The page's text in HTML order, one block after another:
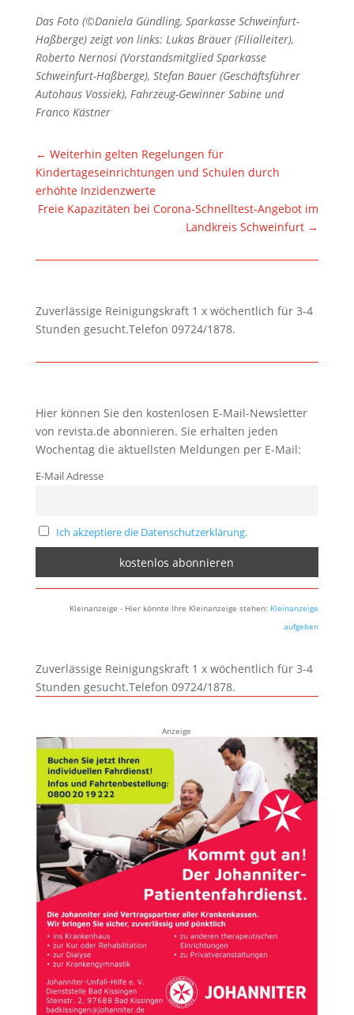
Das Foto (©Daniela Gündling, Sparkasse Schweinfurt-
Haßberge) zeigt von links: Lukas Bräuer (Filialleiter),
Roberto Nernosi (Vorstandsmitglied Sparkasse
Schweinfurt-Haßberge), Stefan Bauer (Geschäftsführer
Autohaus Vossiek), Fahrzeug-Gewinner Sabine und
Franco Kästner
← Weiterhin gelten Regelungen für
Kindertageseinrichtungen und Schulen durch
erhöhte Inzidenzwerte
Freie Kapazitäten bei Corona-Schnelltest-Angebot im
Landkreis Schweinfurt →
Zuverlässige Reinigungskraft 1 x wöchentlich für 3-4
Stunden gesucht.Telefon 09724/1878.
Hier können Sie den kostenlosen E-Mail-Newsletter
von revista.de abonnieren. Sie erhalten jeden
Wochentag die aktuellsten Meldungen per E-Mail:
E-Mail Adresse
Ich akzeptiere die Datenschutzerklärung.
Kleinanzeige - Hier könnte Ihre Kleinanzeige stehen: Kleinanzeige
aufgeben
Zuverlässige Reinigungskraft 1 x wöchentlich für 3-4
Stunden gesucht.Telefon 09724/1878.
Anzeige